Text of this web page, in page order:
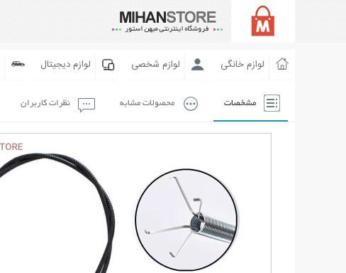
لوازم خانگی لوازم شخصی لوازم دیجیتال
مشخصات محصولات مشابه نظرات کاربران